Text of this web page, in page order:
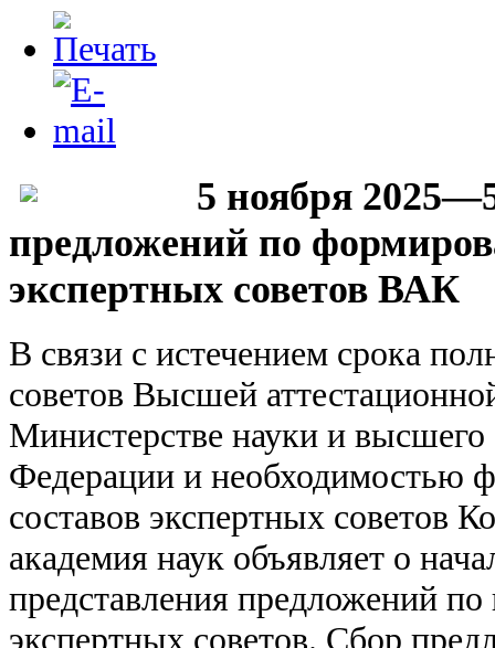
5 ноября
предложений по
экспертных советов ВАК
В связи с истечением срока
советов Высшей
Министерстве науки и высшего
Федерации и необходимостью
составов экспертных советов
академия наук объявляет о
представления предложений
экспертных советов. Сбор